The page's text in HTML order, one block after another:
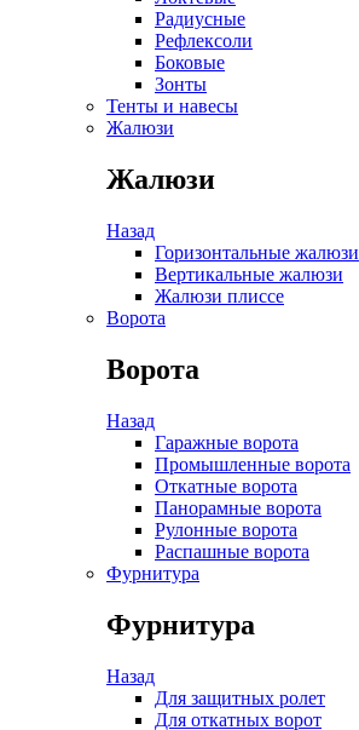
Радиусные
Рефлексоли
Боковые
Зонты
Тенты и навесы
Жалюзи
Жалюзи
Назад
Горизонтальные жалюзи
Вертикальные жалюзи
Жалюзи плиссе
Ворота
Ворота
Назад
Гаражные ворота
Промышленные ворота
Откатные ворота
Панорамные ворота
Рулонные ворота
Распашные ворота
Фурнитура
Фурнитура
Назад
Для защитных ролет
Для откатных ворот